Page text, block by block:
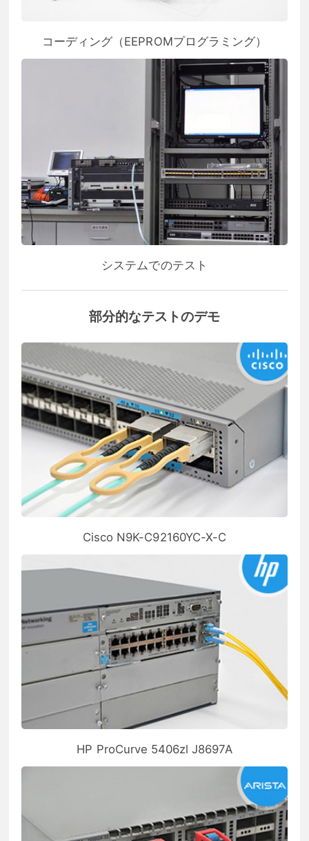
コーディング（EEPROMプログラミング）
システムでのテスト
部分的なテストのデモ
Cisco N9K-C92160YC-X-C
HP ProCurve 5406zl J8697A